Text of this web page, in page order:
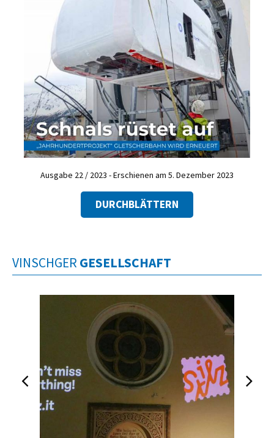
Ausgabe 22 / 2023 - Erschienen am 5. Dezember 2023
DURCHBLÄTTERN
VINSCHGER GESELLSCHAFT